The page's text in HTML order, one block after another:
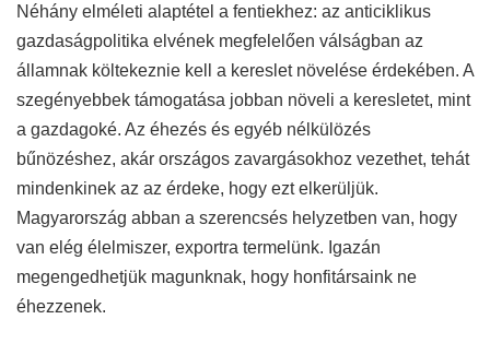
Néhány elméleti alaptétel a fentiekhez: az anticiklikus
gazdaságpolitika elvének megfelelően válságban az
államnak költekeznie kell a kereslet növelése érdekében. A
szegényebbek támogatása jobban növeli a keresletet, mint
a gazdagoké. Az éhezés és egyéb nélkülözés
bűnözéshez, akár országos zavargásokhoz vezethet, tehát
mindenkinek az az érdeke, hogy ezt elkerüljük.
Magyarország abban a szerencsés helyzetben van, hogy
van elég élelmiszer, exportra termelünk. Igazán
megengedhetjük magunknak, hogy honfitársaink ne
éhezzenek.